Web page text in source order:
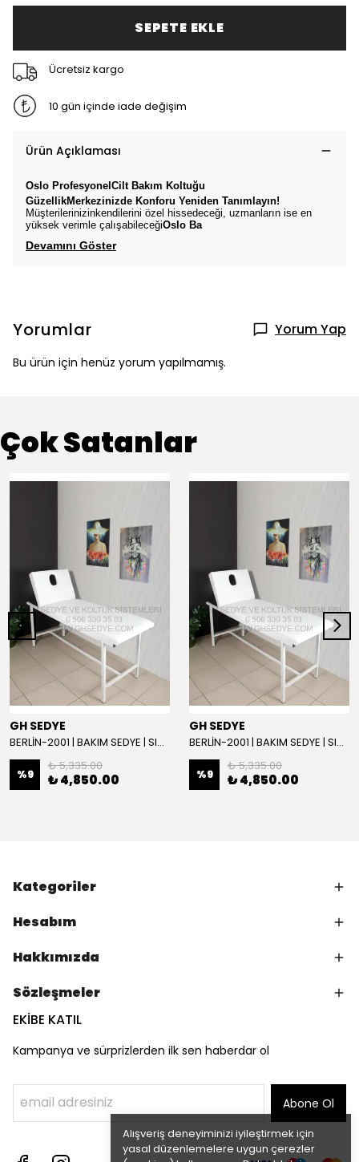
Alışveriş deneyiminizi iyileştirmek için
yasal düzenlemelere uygun çerezler
SEPETE EKLE
Ücretsiz kargo
10 gün içinde iade değişim
Ürün Açıklaması
Oslo ProfesyonelCilt Bakım Koltuğu
GüzellikMerkezinizde Konforu Yeniden Tanımlayın!
Müşterilerinizinkendilerini özel hissedeceği, uzmanların ise en
yüksek verimle çalışabileceğiOslo Ba
Devamını Göster
Yorumlar Yorum Yap
Bu ürün için henüz yorum yapılmamış.
Çok Satanlar
GH SEDYE
BERLİN-2001 | BAKIM SEDYE | SIRT AYARLI | BEYAZ
%9
₺ 5,335.00
₺ 4,850.00
GH SEDYE
BERLİN-2001 | BAKIM SEDYE | SIRT AYARLI
%9
₺ 5,335.00
₺ 4,850.00
Kategoriler
Hesabım
Hakkımızda
Sözleşmeler
EKİBE KATIL
Kampanya ve sürprizlerden ilk sen haberdar ol
Abone Ol